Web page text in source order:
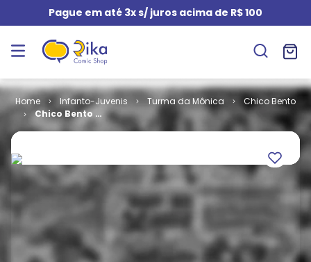
Pague em até 3x s/ juros acima de R$ 100
Infanto-Juvenis Turma da Mônica
Chico Bento
Chico Bento -
2ª Série # 013